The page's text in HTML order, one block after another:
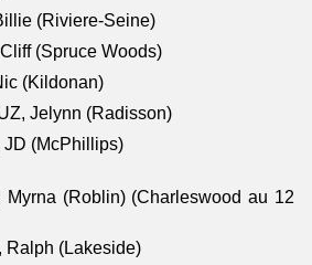
(Riviere-Seine)
(Spruce Woods)
(Kildonan)
Jelynn (Radisson)
JD (McPhillips)
Myrna (Roblin) (Charleswood au 12
Ralph (Lakeside)